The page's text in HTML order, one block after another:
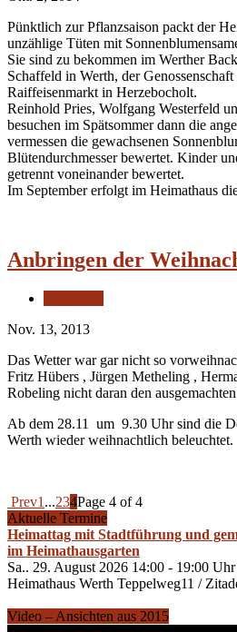
Pünktlich zur Pflanzsaison packt der
unzählige Tüten mit
Sie sind zu bekommen im Werther
Schaffeld in Werth, der
Raiffeisenmarkt in Herzebocholt.
Reinhold Pries, Wolfgang Westerfeld
besuchen im Spätsommer dann die
vermessen die gewachsenen
Blütendurchmesser bewertet. Kinder
getrennt voneinander bewertet.
Im September erfolgt im Heimathaus
Anbringen der
Nov. 13, 2013
Das Wetter war gar nicht so
Fritz Hübers , Jürgen Metheling ,
Robeling nicht daran den
Ab dem 28.11 um 9.30 Uhr sind die
Werth wieder weihnachtlich beleuchtet.
Prev1 ...234Page 4 of 4
Aktuelle Termine
Heimattag mit Stadtführung und
im Heimathausgarten
Sa.. 29. August 2026 14:00 - 19:00 Uhr
Heimathaus Werth Teppelweg11 /
Video – Ansichten aus 2015